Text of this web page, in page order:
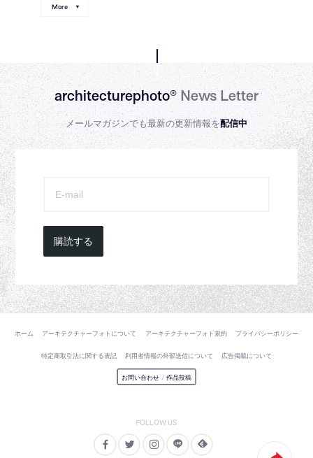
More
architecturephoto®News Letter
メールマガジンでも最新の更新情報を配信中
購読する
ホーム アーキテクチャーフォトについて アーキテクチャーフォト規約 プライバシーポリシー
特定商取引法に関する表記 利用者情報の外部送信について 広告掲載について
お問い合わせ / 作品投稿